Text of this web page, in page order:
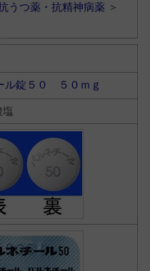
うつ薬・抗精神病薬 ＞
ル錠５０ ５０ｍｇ